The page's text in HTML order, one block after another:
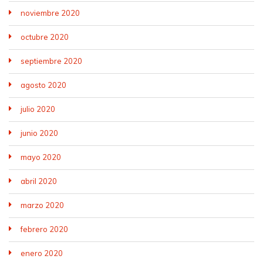
noviembre 2020
octubre 2020
septiembre 2020
agosto 2020
julio 2020
junio 2020
mayo 2020
abril 2020
marzo 2020
febrero 2020
enero 2020